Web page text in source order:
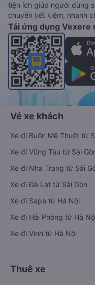
tiện ích giúp người dùng
chuyển tiết kiệm, nhanh
Tải ứng dụng Vexere
Vé xe khách
Xe đi Buôn Mê Thuột từ
Xe đi Vũng Tàu từ Sài
Xe đi Nha Trang từ Sài
Xe đi Đà Lạt từ Sài Gòn
Xe đi Sapa từ Hà Nội
Xe đi Hải Phòng từ Hà
Xe đi Vinh từ Hà Nội
Thuê xe